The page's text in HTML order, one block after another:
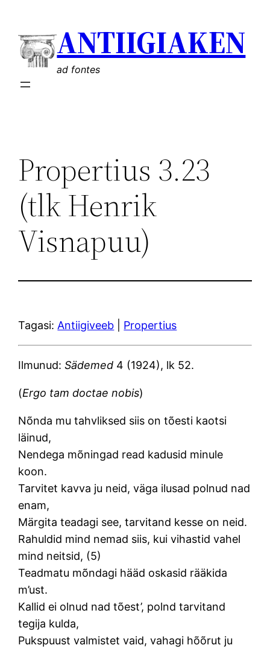
sisu
juurde
ANTIIGIAKEN
ad fontes
Propertius 3.23
(tlk Henrik
Visnapuu)
Tagasi: Antiigiveeb Propertius
Ilmunud:Sädemed 4 (1924), lk 52.
(Ergo tam doctae nobis)
Nõnda mu tahvliksed siis on tõesti kaotsi
läinud,
Nendega mõningad read kadusid minule
koon.
Tarvitet kavva ju neid, väga ilusad polnud nad
enam,
Märgita teadagi see, tarvitand kesse on neid.
Rahuldid mind nemad siis, kui vihastid vahel
mind neitsid, (5)
Teadmatu mõndagi hääd oskasid rääkida
m’ust.
Kallid ei olnud nad tõest’, polnd tarvitand
tegija kulda,
Pukspuust valmistet vaid, vahagi hõõrut ju